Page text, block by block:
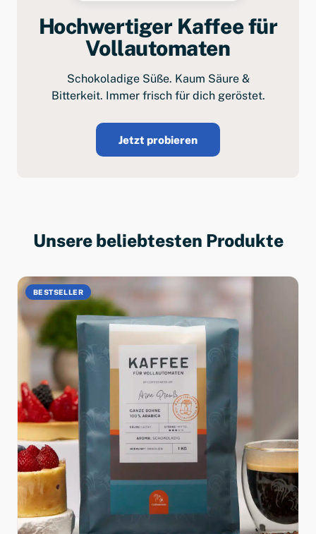
Hochwertiger Kaffee für
Vollautomaten
Schokoladige Süße. Kaum Säure &
Bitterkeit. Immer frisch für dich geröstet.
Jetzt probieren
Unsere beliebtesten Produkte
BESTSELLER